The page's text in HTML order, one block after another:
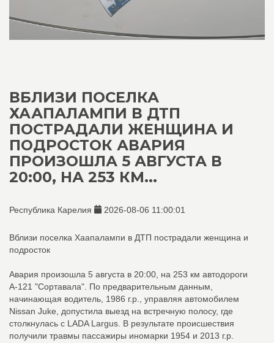
ВБЛИЗИ ПОСЕЛКА
ХААПАЛАМПИ В ДТП
ПОСТРАДАЛИ ЖЕНЩИНА И
ПОДРОСТОК АВАРИЯ
ПРОИЗОШЛА 5 АВГУСТА В
20:00, НА 253 КМ...
Республика Карелия 2026-08-06 11:00:01
Вблизи поселка Хаапалампи в ДТП пострадали женщина и
подросток
Авария произошла 5 августа в 20:00, на 253 км автодороги
А-121 "Сортавала". По предварительным данным,
начинающая водитель, 1986 г.р., управляя автомобилем
Nissan Juke, допустила выезд на встречную полосу, где
столкнулась с LADA Largus. В результате происшествия
получили травмы пассажиры иномарки 1954 и 2013 г.р.